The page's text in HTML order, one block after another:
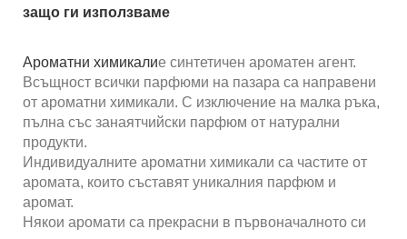
защо ги използваме
Ароматни химикалие синтетичен ароматен агент.
Всъщност всички парфюми на пазара са направени
от ароматни химикали. С изключение на малка ръка,
пълна със занаятчийски парфюм от натурални
продукти.
Индивидуалните ароматни химикали са частите от
аромата, които съставят уникалния парфюм и
аромат.
Някои аромати са прекрасни в първоначалното си